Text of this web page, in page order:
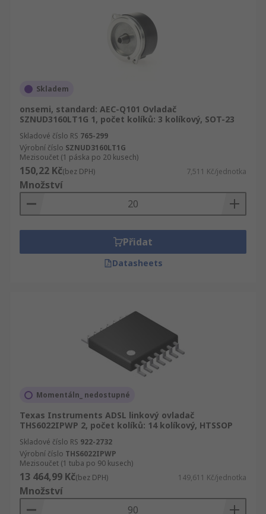
Skladem
onsemi, standard: AEC-Q101 Ovladač
SZNUD3160LT1G 1, počet kolíků: 3 kolíkový, SOT-23
Skladové číslo RS 765-299
Výrobní číslo SZNUD3160LT1G
Mezisoučet (1 páska po 20 kusech)
150,22 Kč(bez DPH) 7,511 Kč/jednotka
Množství
Přidat
Datasheets
Momentáln_ nedostupné
Texas Instruments ADSL linkový ovladač
THS6022IPWP 2, počet kolíků: 14 kolíkový, HTSSOP
Skladové číslo RS 922-2732
Výrobní číslo THS6022IPWP
Mezisoučet (1 tuba po 90 kusech)
13 464,99 Kč(bez DPH) 149,611 Kč/jednotka
Množství